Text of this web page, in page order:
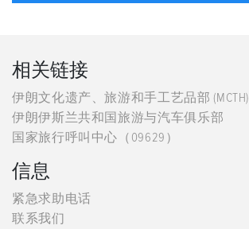
相关链接
伊朗文化遗产、旅游和手工艺品部 (MCTH)
伊朗伊斯兰共和国旅游与汽车俱乐部
国家旅行呼叫中心（09629）
信息
紧急求助电话
联系我们